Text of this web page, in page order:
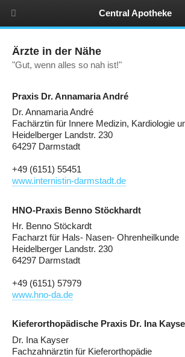
Ärzte in der Nähe
"Gut, wenn alles so nah ist!"
Praxis Dr. Annamaria André
Dr. Annamaria André
Fachärztin für Innere Medizin, Kardiologie
Heidelberger Landstr. 230
64297 Darmstadt
+49 (6151) 55451
www.internistin-darmstadt.de
HNO-Praxis Benno Stöckhardt
Hr. Benno Stöckardt
Facharzt für Hals- Nasen- Ohrenheilkunde
Heidelberger Landstr. 230
64297 Darmstadt
+49 (6151) 57979
www.hno-da.de
Kieferorthopädische Praxis Dr. Ina
Dr. Ina Kayser
Fachzahnärztin für Kieferorthopädie
Central Apotheke